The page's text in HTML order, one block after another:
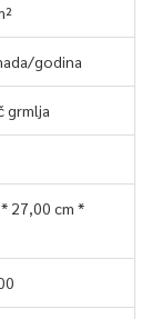
godina
grmlja
27,00 cm *